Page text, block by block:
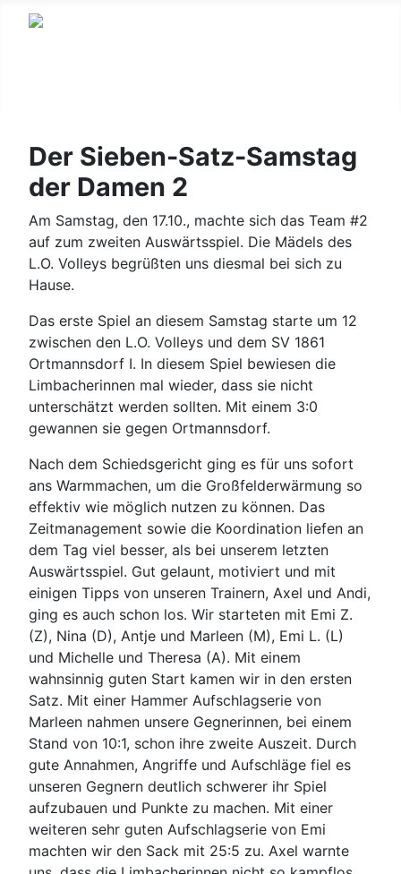
Der Sieben-Satz-Samstag
der Damen 2
Am Samstag, den 17.10., machte sich das Team #2
auf zum zweiten Auswärtsspiel. Die Mädels des
L.O. Volleys begrüßten uns diesmal bei sich zu
Hause.
Das erste Spiel an diesem Samstag starte um 12
zwischen den L.O. Volleys und dem SV 1861
Ortmannsdorf I. In diesem Spiel bewiesen die
Limbacherinnen mal wieder, dass sie nicht
unterschätzt werden sollten. Mit einem 3:0
gewannen sie gegen Ortmannsdorf.
Nach dem Schiedsgericht ging es für uns sofort
ans Warmmachen, um die Großfelderwärmung so
effektiv wie möglich nutzen zu können. Das
Zeitmanagement sowie die Koordination liefen an
dem Tag viel besser, als bei unserem letzten
Auswärtsspiel. Gut gelaunt, motiviert und mit
einigen Tipps von unseren Trainern, Axel und Andi,
ging es auch schon los. Wir starteten mit Emi Z.
(Z), Nina (D), Antje und Marleen (M), Emi L. (L)
und Michelle und Theresa (A). Mit einem
wahnsinnig guten Start kamen wir in den ersten
Satz. Mit einer Hammer Aufschlagserie von
Marleen nahmen unsere Gegnerinnen, bei einem
Stand von 10:1, schon ihre zweite Auszeit. Durch
gute Annahmen, Angriffe und Aufschläge fiel es
unseren Gegnern deutlich schwerer ihr Spiel
aufzubauen und Punkte zu machen. Mit einer
weiteren sehr guten Aufschlagserie von Emi
machten wir den Sack mit 25:5 zu. Axel warnte